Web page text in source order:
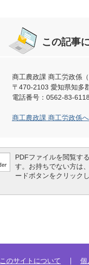
この記事
商工農政課 商工労政係
〒470-2103 愛知県知多
電話番号：0562-83-6118
商工農政課 商工労政係
PDFファイルを閲覧す
す。お持ちでない方は
ードボタンをクリック
このサイトについて 個